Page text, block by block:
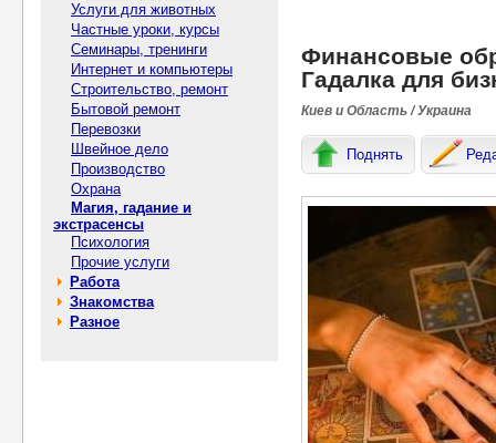
Услуги для животных
Частные уроки, курсы
Семинары, тренинги
Интернет и компьютеры
Строительство, ремонт
Бытовой ремонт
Перевозки
Швейное дело
Производство
Охрана
Магия, гадание и
экстрасенсы
Психология
Прочие услуги
Работа
Знакомства
Разное
Финансовые
Гадалка для
Киев и Область / Украина
Поднять